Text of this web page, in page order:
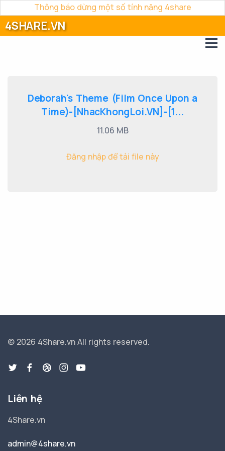
Thông báo dừng một số tính năng 4share
4SHARE.VN
Deborah's Theme (Film Once Upon a
Time)-[NhacKhongLoi.VN]-[1...
11.06 MB
Đăng nhập để tải file này
© 2026 4Share.vnAll rights reserved.
Liên hệ
4Share.vn
admin@4share.vn